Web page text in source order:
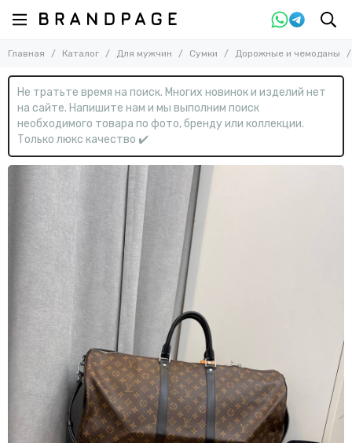
Назад
Для мужчин
Смотреть все товары
Одежда
Обувь
Сумки
Назад
Смотреть все товары
Барсетки
Дорожные и чемоданы
Картхолдеры и визитницы
Косметички
Кошельки
Мессенджеры
На ремне
Обложки для документов
Папки
Поясные
Рюкзаки и портфели
С ручками
Спортивные
Через плечо
Шопперы
Аксессуары
Главная Каталог Для мужчин Сумки Дорожные и чемоданы
Не тратьте время на поиск. Многих новинок и изделий нет
на сайте. Напишите нам и мы выполним поиск
необходимого товара по фото, бренду или коллекции.
Только люкс качество ✔️